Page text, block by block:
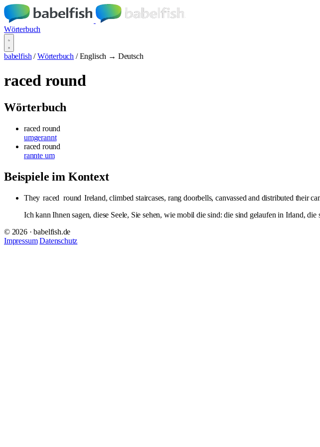
Wörterbuch
babelfish / Wörterbuch / Englisch → Deutsch
raced round
Wörterbuch
raced round
umgerannt
raced round
rannte um
Beispiele im Kontext
They raced round Ireland, climbed staircases, rang doorbells, canvassed and distributed their
Ich kann Ihnen sagen, diese Seele, Sie sehen, wie mobil die sind: die sind gelaufen in Irland,
© 2026 · babelfish.de
Impressum Datenschutz